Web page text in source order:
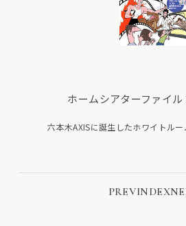
ホームシアターファイ
六本木AXISに誕生したホワイトル
PREVINDEX